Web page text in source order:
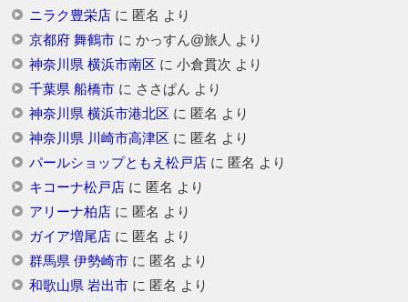
ニラク豊栄店に 匿名 より
京都府 舞鶴市に かっすん@旅人 より
神奈川県 横浜市南区 に 小倉貫次 より
千葉県 船橋市に ささぱん より
神奈川県 横浜市港北区 に 匿名 より
神奈川県 川崎市高津区 に 匿名 より
パールショップともえ松戸店に 匿名 より
キコーナ松戸店に 匿名 より
アリーナ柏店に 匿名 より
ガイア増尾店に 匿名 より
群馬県 伊勢崎市に 匿名 より
和歌山県 岩出市に 匿名 より